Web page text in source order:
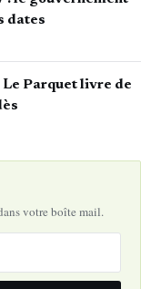
dates
Le Parquet livre de
votre boîte mail.